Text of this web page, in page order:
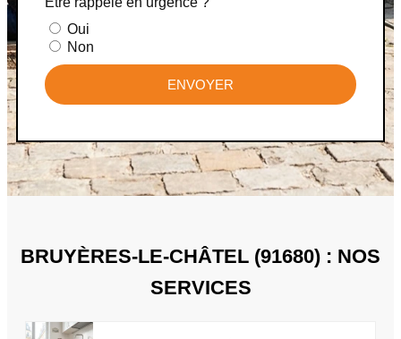
Oui
Non
ENVOYER
BRUYÈRES-LE-CHÂTEL (91680) : NOS
SERVICES